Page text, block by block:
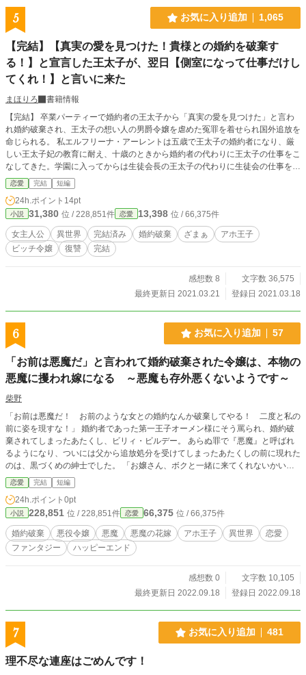
5 お気に入り追加 1,065
【完結】【真実の愛を見つけた！貴様との婚約を破棄す
る！】と宣言した王太子が、翌日【側室になって仕事だけし
てくれ！】と言いに来た
まほりろ
書籍情報
【完結】 卒業パーティーで婚約者の王太子から「真実の愛を見つけた」と言わ
れ婚約破棄され、王太子の想い人の男爵令嬢を虐めた冤罪を着せられ国外追放を
命じられる。 私エルフリーナ・アーレントは五歳で王太子の婚約者になり、厳
しい王太子妃の教育に耐え、十歳のときから婚約者の代わりに王太子の仕事をこ
なしてきた。学園に入ってからは生徒会長の王太子の代わりに生徒会の仕事をし
てきた。それなのに冤罪を着せて婚約破棄するなんて酷い。 実家の公爵家に帰
れば、父と継母と腹違いの妹に罵られ、あざ笑われる。 父に物置に閉じ込めら
れた私は、家族と縁を切り身一つで他国に渡ることを決める。 翌日王太子が公
爵家にやってきて「エルフリーナ、君が側室になって王太子の仕事をしてくれな
いと、僕は愛するハンナと結婚できない！ 傷物の君を僕がもらって上げるから
側室になってくれ！」と言ってきた。 父と継母に裏切られた私は、王太子に無
理やり拉致されてしまう……。 ざまぁ有り、残酷な描写あり、死ネタ有り。 全
説家になろう(ムーンライトノベルズ)、pixivにも投稿を予定しております。アル
ファポリスに先行投稿しております。 「Copyright（C）2021-九十九沢まほ
恋愛 完結 短編
24h.ポイント 14pt
小説 31,380 位 / 228,851件 恋愛 13,398 位 / 66,375件
女主人公 異世界 完結済み 婚約破棄 ざまぁ
アホ王子
ビッチ令嬢
復讐 完結
感想数 8
文字数 36,575
最終更新日 2021.03.21
登録日 2021.03.18
6 お気に入り追加 57
「お前は悪魔だ」と言われて婚約破棄された令嬢は、本物の
悪魔に攫われ嫁になる ～悪魔も存外悪くないようです～
柴野
「お前は悪魔だ！ お前のような女との婚約なんか破棄してやる！ 二度と私の
前に姿を現すな！」 婚約者であった第一王子オーメン様にそう罵られ、婚約破
棄されてしまったあたくし、ビリィ・ビルデー。 あらぬ罪で『悪魔』と呼ばれ
るようになり、ついには父から追放処分を受けてしまったあたくしの前に現れた
のは、黒づくめの紳士でした。 「お嬢さん、ボクと一緒に来てくれないかい」
「あなたは……？」 「ボクはそう――キミたちが『悪魔』と呼ぶ存在さ」 悪魔
と呼ばれた令嬢が、悪魔の花嫁になって幸せを掴む物語。 ※小説家になろうに
も投稿しています。
恋愛 完結 短編
24h.ポイント 0pt
小説 228,851 位 / 228,851件 恋愛 66,375 位 / 66,375件
婚約破棄 悪役令嬢 悪魔 悪魔の花嫁 アホ王子 異世界
恋愛
ファンタジー
ハッピーエンド
感想数 0
文字数 10,105
最終更新日 2022.09.18
登録日 2022.09.18
7 お気に入り追加 481
理不尽な連座はごめんです！